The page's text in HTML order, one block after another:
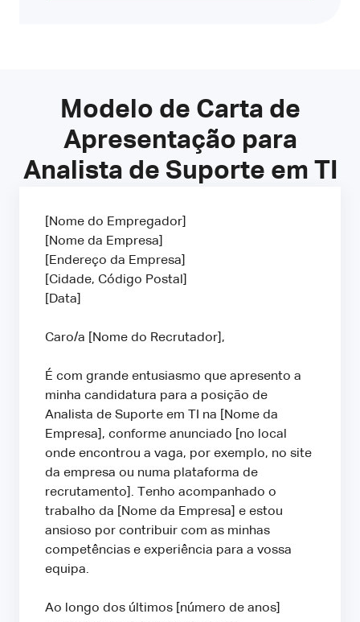
Modelo de Carta de
Apresentação para
Analista de Suporte em TI
[Nome do Empregador]
[Nome da Empresa]
[Endereço da Empresa]
[Cidade, Código Postal]
[Data]
Caro/a [Nome do Recrutador],
É com grande entusiasmo que apresento a
minha candidatura para a posição de
Analista de Suporte em TI na [Nome da
Empresa], conforme anunciado [no local
onde encontrou a vaga, por exemplo, no site
da empresa ou numa plataforma de
recrutamento]. Tenho acompanhado o
trabalho da [Nome da Empresa] e estou
ansioso por contribuir com as minhas
competências e experiência para a vossa
equipa.
Ao longo dos últimos [número de anos]